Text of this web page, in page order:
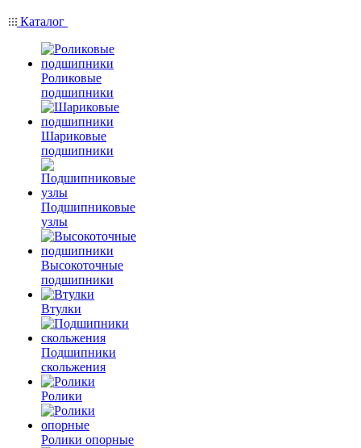
Каталог
Роликовые
подшипники
Шариковые
подшипники
Подшипниковые
узлы
Высокоточные
подшипники
Втулки
Подшипники
скольжения
Ролики
Ролики опорные